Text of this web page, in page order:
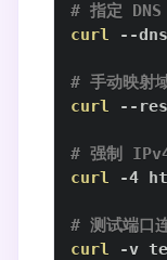
# 指定 DNS
curl --
# 手动映射
curl
# 强制 IPv4
curl
# 测试端口
curl -v